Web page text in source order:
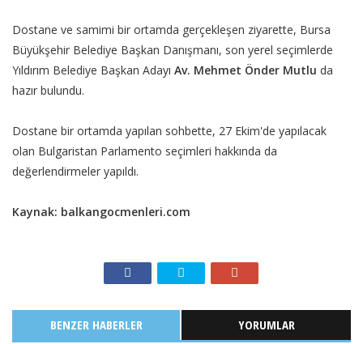
Dostane ve samimi bir ortamda gerçekleşen ziyarette, Bursa
Büyükşehir Belediye Başkan Danışmanı, son yerel seçimlerde
Yıldırım Belediye Başkan Adayı Av. Mehmet Önder Mutlu da
hazır bulundu.
Dostane bir ortamda yapılan sohbette, 27 Ekim'de yapılacak
olan Bulgaristan Parlamento seçimleri hakkında da
değerlendirmeler yapıldı.
Kaynak: balkangocmenleri.com
BENZER HABERLER YORUMLAR